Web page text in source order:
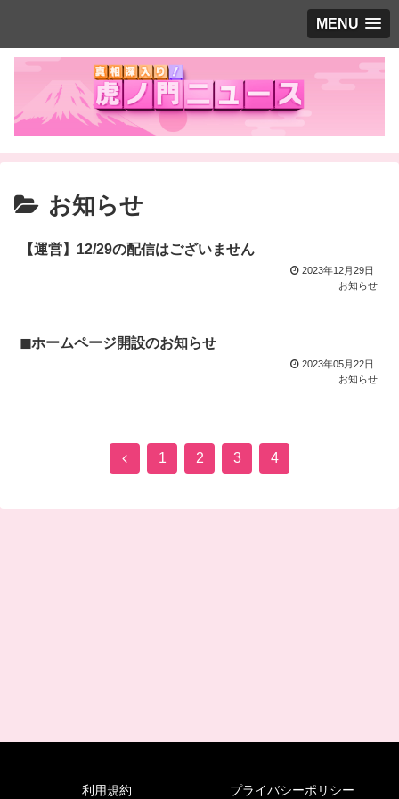
MENU
お知らせ
【運営】12/29の配信はございません
2023年12月29日
お知らせ
◼︎ホームページ開設のお知らせ
2023年05月22日
お知らせ
前
1 2 3 4
利用規約 プライバシーポリシー